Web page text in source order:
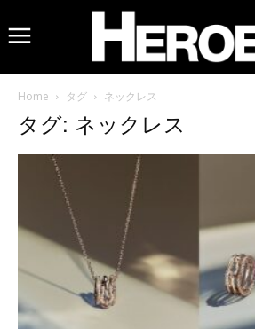
Home タグ ネックレス
タグ: ネックレス